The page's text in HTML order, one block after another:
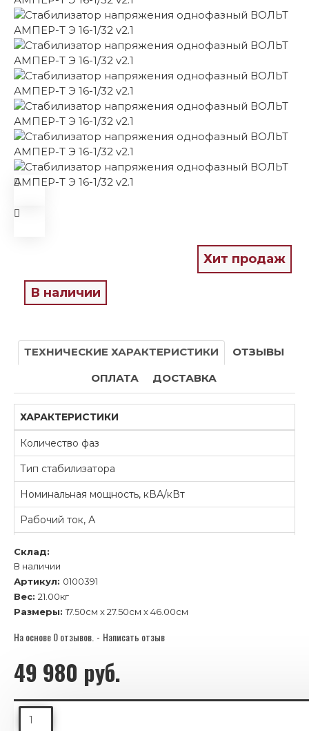
Хит продаж
В наличии
ТЕХНИЧЕСКИЕ ХАРАКТЕРИСТИКИ
ОТЗЫВЫ
ОПЛАТА
ДОСТАВКА
ХАРАКТЕРИСТИКИ
Количество фаз
Тип стабилизатора
Номинальная мощность, кВА/кВт
Рабочий ток, А
Тип ключа
КПД стабилизатора не ниже, %
Диапазон стабилизации, В
Точность в диапазоне стабилизации, %
Время реакции на изменение входного напряжения, мс
Склад:
В наличии
Артикул: 0100391
Вес: 21.00кг
Размеры: 17.50см x 27.50см x 46.00см
На основе 0 отзывов. - Написать отзыв
49 980 руб.